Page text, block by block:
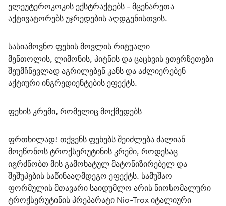
ელეუტეროკოკის ექსტრაქტებს - მცენარეთა
აქტივატორებს უჯრედების აღდგენისთვის.
სასიამოვნო ფეხის მოვლის რიტუალი
მენთოლის, ლიმონის, პიტნის და ცაცხვის ეთერზეთები
შეუმჩნევლად აგრილებენ კანს და აძლიერებენ
აქტიური ინგრედიენტების ეფექტს.
ფეხის კრემი, რომელიც მოქმედებს
ფრთხილად! თქვენს ფეხებს შეიძლება ძალიან
მოეწონოს ტროქსერუტინის კრემი, როდესაც
იგრძნობთ მის გამოხატულ მატონიზირებელ და
შეშუპების საწინააღმდეგო ეფექტს. სამუშაო
ფორმულის მთავარი საიდუმლო არის ნიოსომალური
ტროქსერუტინის პრეპარატი Nio-Trox იტალიური